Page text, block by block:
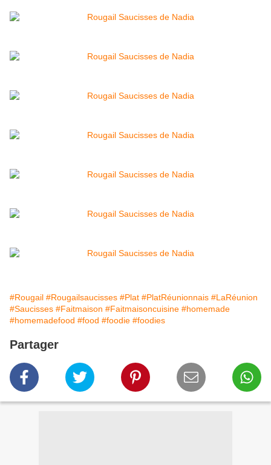
#Rougail #Rougailsaucisses #Plat #PlatRéunionnais #LaRéunion
#Saucisses #Faitmaison #Faitmaisoncuisine #homemade
#homemadefood #food #foodie #foodies
Partager